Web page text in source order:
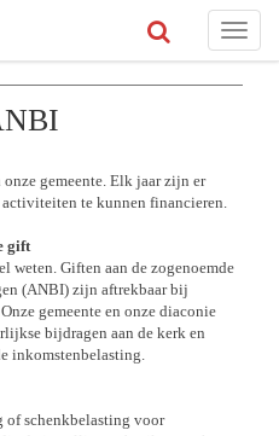
Toggle
gemeente. Elk jaar zijn er
te kunnen financieren.
gift
weten. Giften aan de zogenoemde
(ANBI) zijn aftrekbaar bij
gemeente en onze diaconie
bijdragen aan de kerk en
inkomstenbelasting.
of schenkbelasting voor